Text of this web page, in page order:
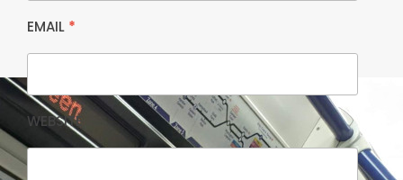
EMAIL *
WEBSITE